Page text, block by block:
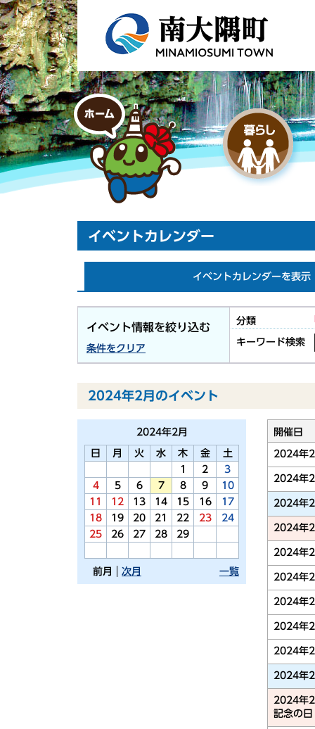
イベントカレンダー
イベントカレンダーを表示
イベント情報を絞り込む
条件をクリア
分類
キーワード検索
2024年2月のイベント
2024年2月
日 月 火 水 木 金
土
1
2
3
4
5 6 7 8 9
10
11
12 13 14 15 16
17
18
19 20 21 22 23
24
25
26 27 28 29
前月 一覧
次月
開催日
2024年
2024年
2024年
2024年
2024年
2024年
2024年
2024年
2024年
2024年
2024年
記念の日